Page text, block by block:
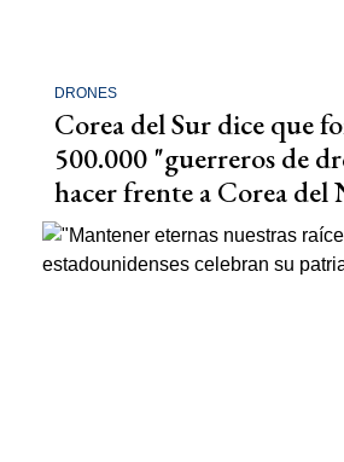
DRONES
Corea del Sur dice que
500.000 "guerreros de
hacer frente a Corea del